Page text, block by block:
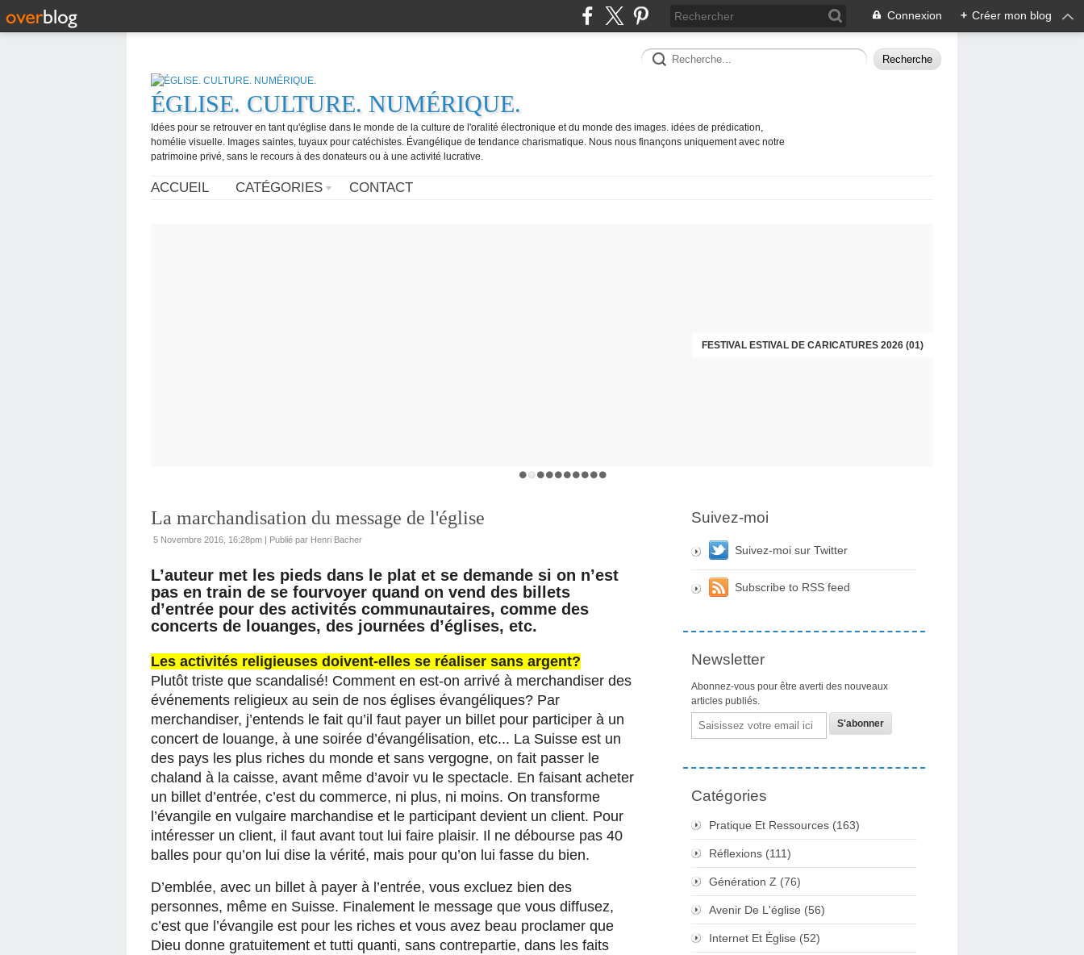
Connexion + Créer mon blog
ÉGLISE. CULTURE. NUMÉRIQUE.
Idées pour se retrouver en tant qu'église dans le monde de la culture de l'oralité électronique et du monde des images. idées de prédication,
homélie visuelle. Images saintes, tuyaux pour catéchistes. Évangélique de tendance charismatique. Nous nous finançons uniquement avec notre
patrimoine privé, sans le recours à des donateurs ou à une activité lucrative.
ACCUEIL CATÉGORIES CONTACT
FESTIVAL ESTIVAL DE CARICATURES 2026 (01)
GÉOGRAPHIE SPIRITUELLE
La marchandisation du message de l'église
5 Novembre 2016, 16:28pm | Publié par Henri Bacher
L’auteur met les pieds dans le plat et se demande si on n’est
pas en train de se fourvoyer quand on vend des billets
d’entrée pour des activités communautaires, comme des
concerts de louanges, des journées d’églises, etc.
Les activités religieuses doivent-elles se réaliser sans argent?
Plutôt triste que scandalisé! Comment en est-on arrivé à merchandiser des
événements religieux au sein de nos églises évangéliques? Par
merchandiser, j’entends le fait qu’il faut payer un billet pour participer à un
concert de louange, à une soirée d’évangélisation, etc... La Suisse est un
des pays les plus riches du monde et sans vergogne, on fait passer le
chaland à la caisse, avant même d’avoir vu le spectacle. En faisant acheter
un billet d’entrée, c’est du commerce, ni plus, ni moins. On transforme
l’évangile en vulgaire marchandise et le participant devient un client. Pour
intéresser un client, il faut avant tout lui faire plaisir. Il ne débourse pas 40
balles pour qu’on lui dise la vérité, mais pour qu’on lui fasse du bien.
D’emblée, avec un billet à payer à l’entrée, vous excluez bien des
personnes, même en Suisse. Finalement le message que vous diffusez,
c’est que l’évangile est pour les riches et vous avez beau proclamer que
Dieu donne gratuitement et tutti quanti, sans contrepartie, dans les faits
Suivez-moi
Suivez-moi sur Twitter
Subscribe to RSS feed
Newsletter
Abonnez-vous pour être averti des nouveaux
articles publiés.
Email
Catégories
Pratique Et Ressources (163)
Réflexions (111)
Génération Z (76)
Avenir De L'église (56)
Internet Et Église (52)